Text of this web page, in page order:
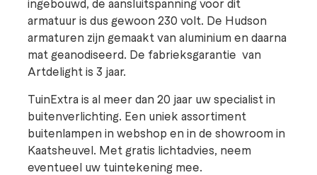
armatuur is dus gewoon 230 volt. De Hudson
armaturen zijn gemaakt van aluminium en daarna
mat geanodiseerd. De fabrieksgarantie van
Artdelight is 3 jaar.
TuinExtra is al meer dan 20 jaar uw specialist in
buitenverlichting. Een uniek assortiment
buitenlampen in webshop en in de showroom in
Kaatsheuvel. Met gratis lichtadvies, neem
eventueel uw tuintekening mee.